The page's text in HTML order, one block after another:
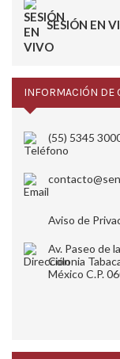
SESIÓN EN
INFORMACIÓN DE
(55) 5345
Aviso de
Av. Paseo de
Colonia
México C.P.